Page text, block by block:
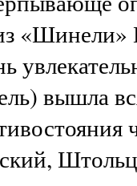
«Шинели»
вышла